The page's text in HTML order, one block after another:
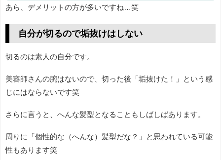
あら、デメリットの方が多いですね…笑
自分が切るので垢抜けはしない
切るのは素人の自分です。
美容師さんの腕はないので、切った後「垢抜けた！」という感
じにはならないです笑
さらに言うと、へんな髪型となることもしばしばあります。
周りに「個性的な（へんな）髪型だな？」と思われている可能
性もあります笑